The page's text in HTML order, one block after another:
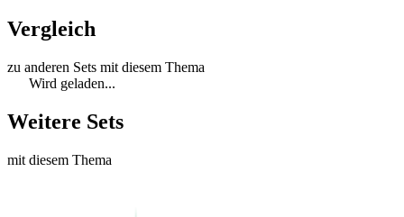
Vergleich
zu anderen Sets mit diesem Thema
Wird geladen...
Weitere Sets
mit diesem Thema